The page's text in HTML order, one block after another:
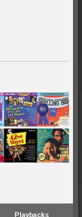
Playbacks